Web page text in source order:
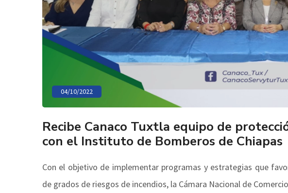
04/10/2022
Recibe Canaco Tuxtla equipo de
con el Instituto de Bomberos de Chiapas
Con el objetivo de implementar programas y estrategias que
de grados de riesgos de incendios, la Cámara Nacional de